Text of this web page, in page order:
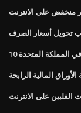
منخفض على الانترنت
تحويل أسعار الصرف
المملكة المتحدة
المالية الرابحة
الفلبين على الانترنت